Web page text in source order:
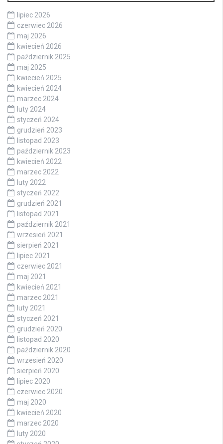
lipiec 2026
czerwiec 2026
maj 2026
kwiecień 2026
październik 2025
maj 2025
kwiecień 2025
kwiecień 2024
marzec 2024
luty 2024
styczeń 2024
grudzień 2023
listopad 2023
październik 2023
kwiecień 2022
marzec 2022
luty 2022
styczeń 2022
grudzień 2021
listopad 2021
październik 2021
wrzesień 2021
sierpień 2021
lipiec 2021
czerwiec 2021
maj 2021
kwiecień 2021
marzec 2021
luty 2021
styczeń 2021
grudzień 2020
listopad 2020
październik 2020
wrzesień 2020
sierpień 2020
lipiec 2020
czerwiec 2020
maj 2020
kwiecień 2020
marzec 2020
luty 2020